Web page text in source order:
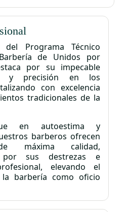
del Programa Técnico
de Unidos por
por su impecable
y precisión en los
con excelencia
tradicionales de la
en autoestima y
barberos ofrecen
máxima calidad,
por sus destrezas e
elevando el
barbería como oficio